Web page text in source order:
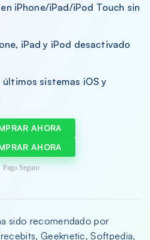
iPhone/iPad/iPod Touch sin
iPad y iPod desactivado
sistemas iOS y
AHORA
AHORA
sido recomendado por
Geeknetic, Softpedia,